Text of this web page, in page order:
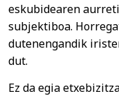
eskubidearen
subjektiboa.
dutenengandik
dut.
Ez da egia